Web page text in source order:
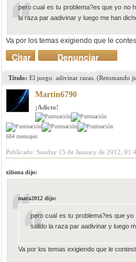
pero cual es tu problema?es que yo no
la raza par aadivinar y luego me han
Va por los temas exigiendo que le
Denunciar
mensaje
Citar
Titulo: El juego: adivinar razas. (Retomando
Martin6790
¡Adicto!
684 mensajes
Publicado: Sunday 15 de January de 2012,
xiliona dijo:
mara2012 dijo:
pero cual es tu problema?es que
salido la raza par aadivinar y luego
Va por los temas exigiendo que le